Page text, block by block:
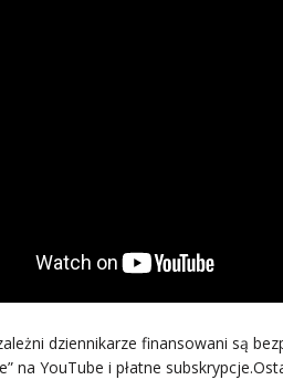
dziennikarze finansowani są
na YouTube i płatne